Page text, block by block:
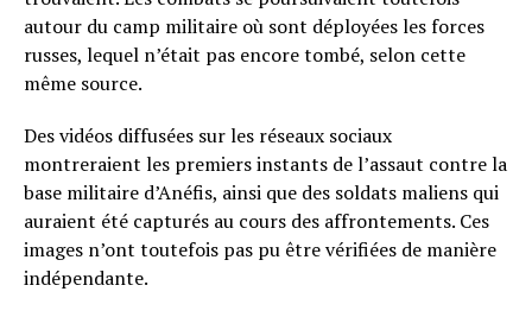
autour du camp militaire où sont déployées les forces
russes, lequel n’était pas encore tombé, selon cette
même source.
Des vidéos diffusées sur les réseaux sociaux
montreraient les premiers instants de l’assaut contre la
base militaire d’Anéfis, ainsi que des soldats maliens qui
auraient été capturés au cours des affrontements. Ces
images n’ont toutefois pas pu être vérifiées de manière
indépendante.